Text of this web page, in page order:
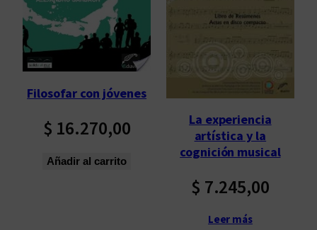
Filosofar con jóvenes
$ 16.270,00
Añadir al carrito
La experiencia
artística y la
cognición musical
$ 7.245,00
Leer más